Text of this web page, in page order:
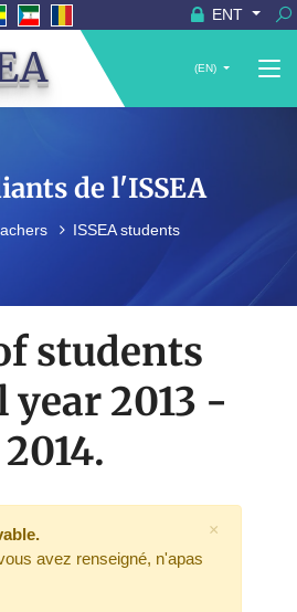
ENT
(EN)
de l'ISSEA
ISSEA students
students
year 2013 -
2014.
avez renseigné, n'apas
×